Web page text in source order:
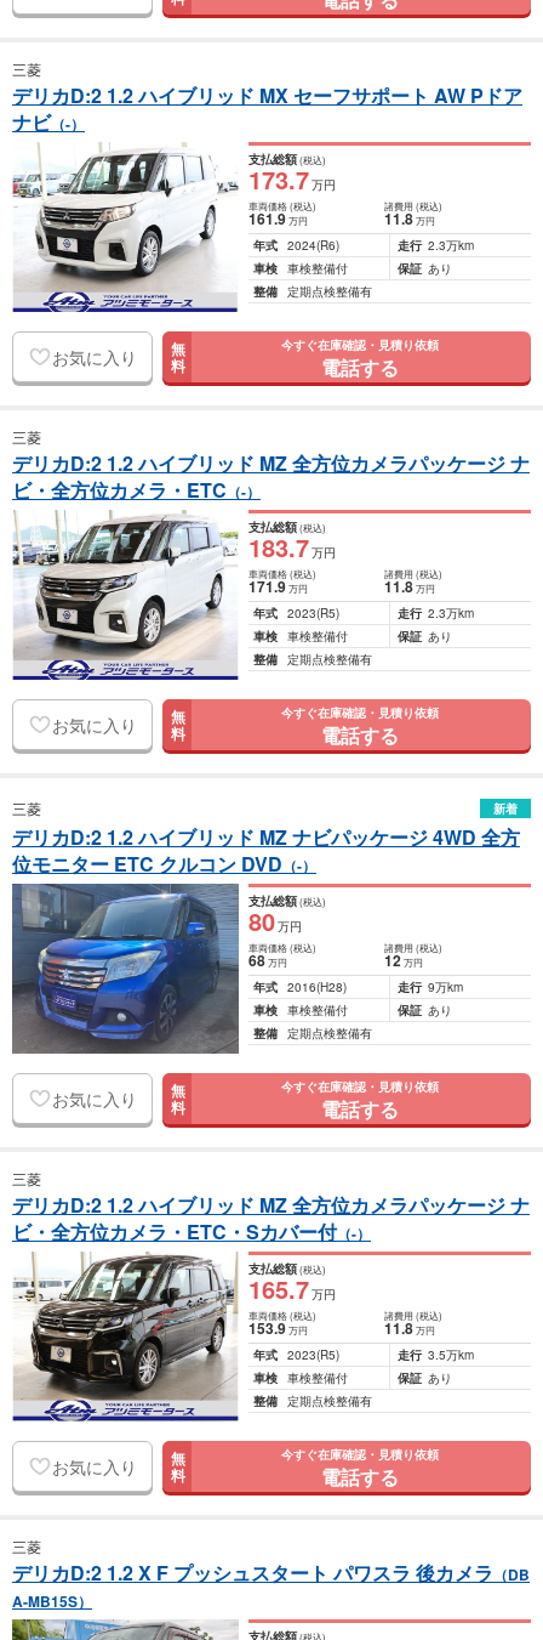
三菱
デリカD:2 1.2 ハイブリッド MX セーフサポート AW Pドア
ナビ（-）
支払総額(税込)
173.7万円
車両価格(税込)
161.9万円
諸費用 (税込)
11.8 万円
年式 2024(R6) 走行 2.3万km
車検 車検整備付 保証 あり
整備 定期点検整備有
お気に入り 無
料
今すぐ在庫確認・見積り依頼
電話する
三菱
デリカD:2 1.2 ハイブリッド MZ 全方位カメラパッケージ ナ
ビ・全方位カメラ・ETC （-）
支払総額(税込)
183.7万円
車両価格(税込)
171.9万円
諸費用 (税込)
11.8 万円
年式 2023(R5) 走行 2.3万km
車検 車検整備付 保証 あり
整備 定期点検整備有
お気に入り 無
料
今すぐ在庫確認・見積り依頼
電話する
三菱 新着
デリカD:2 1.2 ハイブリッド MZ ナビパッケージ 4WD 全方
位モニター ETC クルコン DVD （-）
支払総額(税込)
80万円
車両価格(税込)
68万円
諸費用 (税込)
12 万円
年式 2016(H28) 走行 9万km
車検 車検整備付 保証 あり
整備 定期点検整備有
お気に入り 無
料
今すぐ在庫確認・見積り依頼
電話する
三菱
デリカD:2 1.2 ハイブリッド MZ 全方位カメラパッケージ ナ
ビ・全方位カメラ・ETC・Sカバー付（-）
支払総額(税込)
165.7万円
車両価格(税込)
153.9万円
諸費用 (税込)
11.8 万円
年式 2023(R5) 走行 3.5万km
車検 車検整備付 保証 あり
整備 定期点検整備有
お気に入り 無
料
今すぐ在庫確認・見積り依頼
電話する
三菱
デリカD:2 1.2 X F プッシュスタート パワスラ 後カメラ （DB
A-MB15S）
支払総額(税込)